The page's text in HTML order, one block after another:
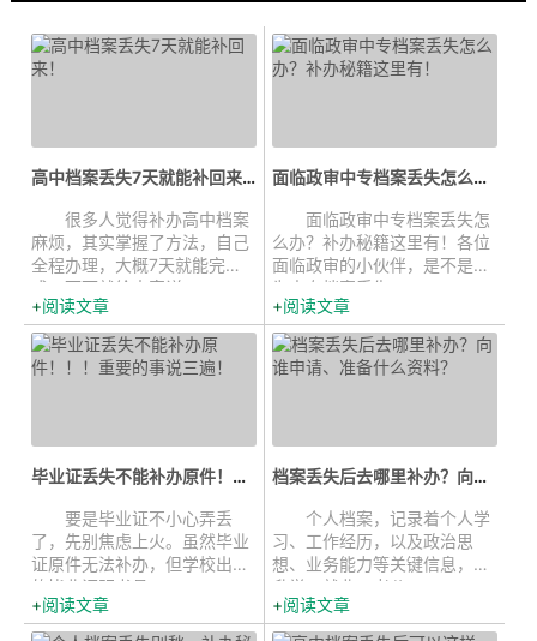
高中档案丢失7天就能补回来！...
很多人觉得补办高中档案
麻烦，其实掌握了方法，自己
全程办理，大概7天就能完
成。下面就给大家详...
阅读文章
面临政审中专档案丢失怎么办？补办...
面临政审中专档案丢失怎
么办？补办秘籍这里有！各位
面临政审的小伙伴，是不是正
为中专档案丢失...
阅读文章
毕业证丢失不能补办原件！！！重要的事...
要是毕业证不小心弄丢
了，先别焦虑上火。虽然毕业
证原件无法补办，但学校出具
的毕业证明书具...
阅读文章
档案丢失后去哪里补办？向谁申请、...
个人档案，记录着个人学
习、工作经历，以及政治思
想、业务能力等关键信息，在
升学、就业、考公...
阅读文章